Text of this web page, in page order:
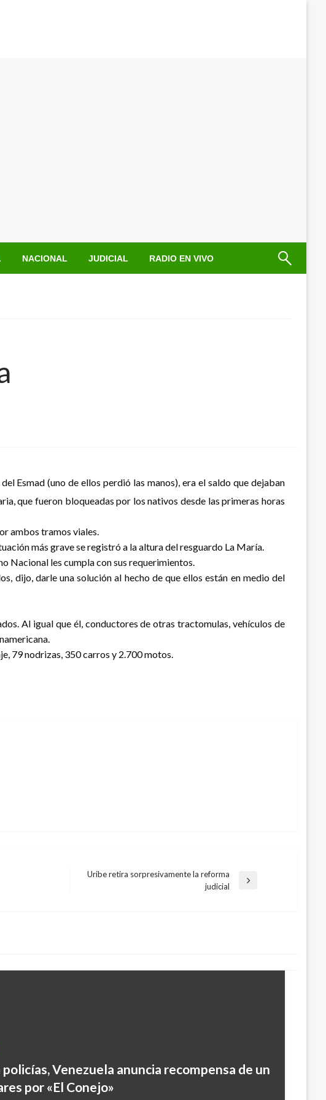
NACIONAL JUDICIAL RADIO EN VIVO
Esmad (uno de ellos perdió las manos), era el saldo que dejaban
que fueron bloqueadas por los nativos desde las primeras horas
ambos tramos viales.
más grave se registró a la altura del resguardo La María.
Nacional les cumpla con sus requerimientos.
dijo, darle una solución al hecho de que ellos están en medio del
Al igual que él, conductores de otras tractomulas, vehículos de
79 nodrizas, 350 carros y 2.700 motos.
Uribe retira sorpresivamente la reforma
judicial
policías, Venezuela anuncia recompensa de un
por «El Conejo»